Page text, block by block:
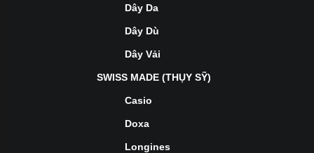
Dây Da
Dây Dù
Dây Vải
SWISS MADE (THỤY SỸ)
Casio
Doxa
Longines